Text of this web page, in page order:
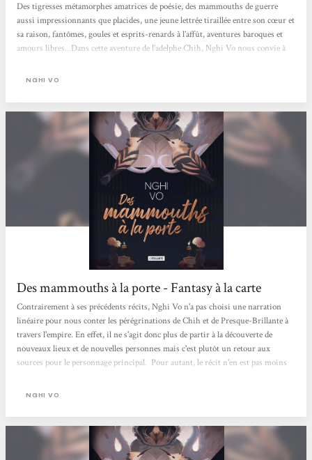
Des tigresses métamorphes amatrices de poésie, des mammouths de guerre
aussi impressionnants que placides, une jeune lettrée tiraillée entre son cœur et
sa raison, fantômes, goules et esprits-renards à l’affût, aventures baroques et
amours libres...Dans cette aventure de l’adelphe Chih, Nghi Vo nous convie à
Est que par les combats sociaux qui l’animent. Aucun carcan ici, aucune
originalité...
NGHI VO
Des mammouths à la porte - Fantasy à la carte
Contrairement à ses précédents récits, Nghi Vo n'a pas choisi une narration
linéaire pour nous conter les pérégrinations de Chih et de Presque-Brillante à
travers l'empire. En effet, il ne s'agit donc plus de partir à la découverte de
nouveaux lieux et de nouvelles personnes mais c'est plutôt un retour aux
sources pour le personnage principal. Pour autant, le récit n'en est pas moins
puisque Chih doit commencer par traverser un rempart de corps humains et de
NGHI VO